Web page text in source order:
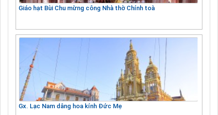
Giáo hạt Bùi Chu mừng công Nhà thờ Chính toà
Gx. Lạc Nam dâng hoa kính Đức Mẹ